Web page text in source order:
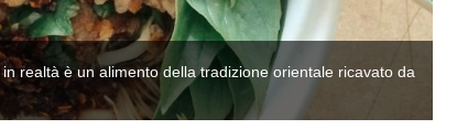
realtà è un alimento della tradizione orientale ricavato da